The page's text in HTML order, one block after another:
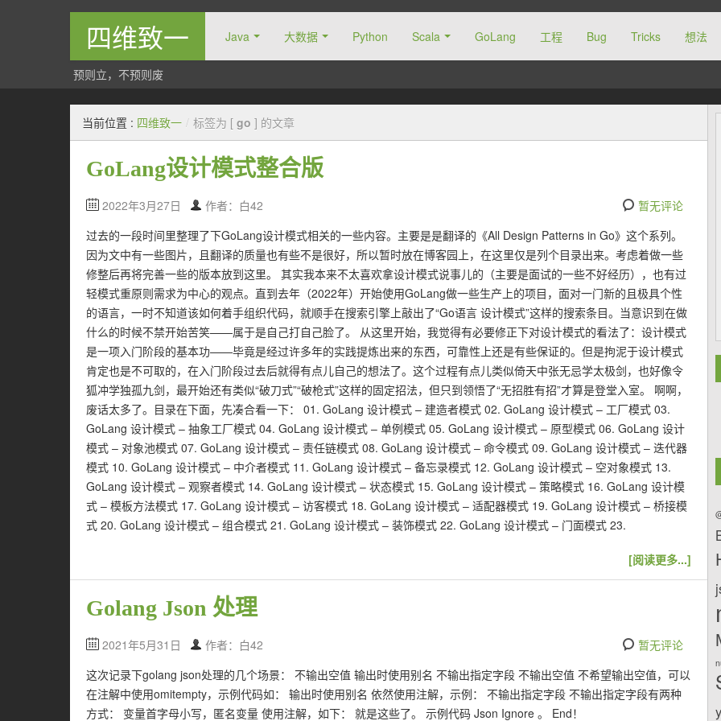
四维致一 Java 大数据 Python Scala GoLang 工程 Bug Tricks 想法
预则立，不预则废
当前位置 : 四维致一 / 标签为 [ go ] 的文章
GoLang设计模式整合版
2022年3月27日 作者：白42
暂无评论
过去的一段时间里整理了下GoLang设计模式相关的一些内容。主要是是翻译的《All Design Patterns in Go》这个系列。
因为文中有一些图片，且翻译的质量也有些不是很好，所以暂时放在博客园上，在这里仅是列个目录出来。考虑着做一些
修整后再将完善一些的版本放到这里。 其实我本来不太喜欢拿设计模式说事儿的（主要是面试的一些不好经历），也有过
轻模式重原则需求为中心的观点。直到去年（2022年）开始使用GoLang做一些生产上的项目，面对一门新的且极具个性
的语言，一时不知道该如何着手组织代码，就顺手在搜索引擎上敲出了“Go语言 设计模式”这样的搜索条目。当意识到在做
什么的时候不禁开始苦笑——属于是自己打自己脸了。 从这里开始，我觉得有必要修正下对设计模式的看法了：设计模式
是一项入门阶段的基本功——毕竟是经过许多年的实践提炼出来的东西，可靠性上还是有些保证的。但是拘泥于设计模式
肯定也是不可取的，在入门阶段过去后就得有点儿自己的想法了。这个过程有点儿类似倚天中张无忌学太极剑，也好像令
狐冲学独孤九剑，最开始还有类似“破刀式”“破枪式”这样的固定招法，但只到领悟了“无招胜有招”才算是登堂入室。 啊啊，
废话太多了。目录在下面，先凑合看一下： 01. GoLang 设计模式 – 建造者模式 02. GoLang 设计模式 – 工厂模式 03.
GoLang 设计模式 – 抽象工厂模式 04. GoLang 设计模式 – 单例模式 05. GoLang 设计模式 – 原型模式 06. GoLang 设计
模式 – 对象池模式 07. GoLang 设计模式 – 责任链模式 08. GoLang 设计模式 – 命令模式 09. GoLang 设计模式 – 迭代器
模式 10. GoLang 设计模式 – 中介者模式 11. GoLang 设计模式 – 备忘录模式 12. GoLang 设计模式 – 空对象模式 13.
GoLang 设计模式 – 观察者模式 14. GoLang 设计模式 – 状态模式 15. GoLang 设计模式 – 策略模式 16. GoLang 设计模
式 – 模板方法模式 17. GoLang 设计模式 – 访客模式 18. GoLang 设计模式 – 适配器模式 19. GoLang 设计模式 – 桥接模
式 20. GoLang 设计模式 – 组合模式 21. GoLang 设计模式 – 装饰模式 22. GoLang 设计模式 – 门面模式 23.
[阅读更多...]
Golang Json 处理
2021年5月31日 作者：白42
暂无评论
这次记录下golang json处理的几个场景： 不输出空值 输出时使用别名 不输出指定字段 不输出空值 不希望输出空值，可以
在注解中使用omitempty，示例代码如： 输出时使用别名 依然使用注解，示例： 不输出指定字段 不输出指定字段有两种
方式： 变量首字母小写，匿名变量 使用注解，如下： 就是这些了。 示例代码 Json Ignore 。 End！